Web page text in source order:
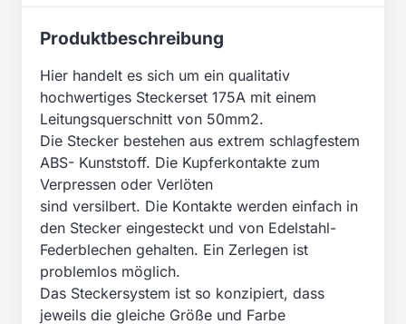
Produktbeschreibung
Hier handelt es sich um ein qualitativ
hochwertiges Steckerset 175A mit einem
Leitungsquerschnitt von 50mm2.
Die Stecker bestehen aus extrem schlagfestem
ABS- Kunststoff. Die Kupferkontakte zum
Verpressen oder Verlöten
sind versilbert. Die Kontakte werden einfach in
den Stecker eingesteckt und von Edelstahl-
Federblechen gehalten. Ein Zerlegen ist
problemlos möglich.
Das Steckersystem ist so konzipiert, dass
jeweils die gleiche Größe und Farbe